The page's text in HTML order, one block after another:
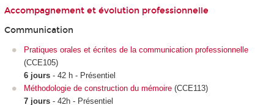
Accompagnement et évolution professionnelle
Communication
Pratiques orales et écrites de la communication professionnelle
(CCE105)
6 jours - 42 h - Présentiel
Méthodologie de construction du mémoire (CCE113)
7 jours - 42h - Présentiel